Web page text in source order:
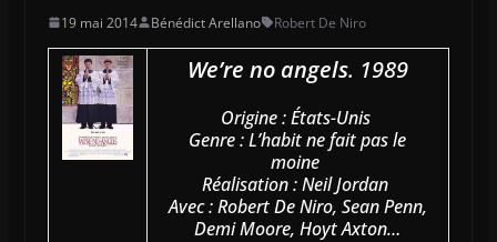
19 mai 2014 Bénédict Arellano Robert De Niro
We’re no angels. 1989
Origine : États-Unis
Genre : L’habit ne fait pas le
moine
Réalisation : Neil Jordan
Avec : Robert De Niro, Sean Penn,
Demi Moore, Hoyt Axton…